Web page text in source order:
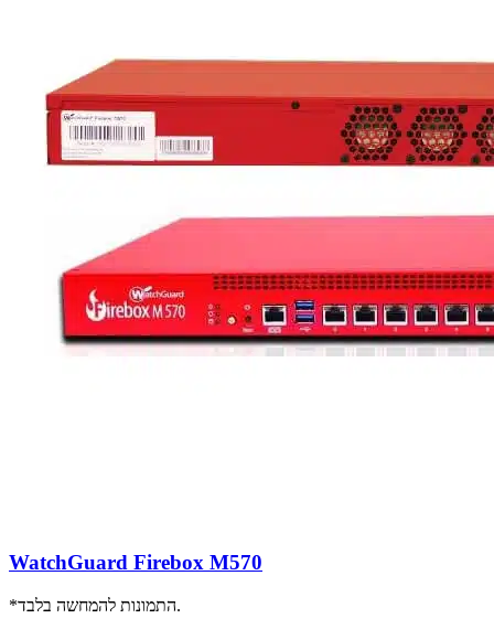
WatchGuard Firebox M570
*התמונות להמחשה בלבד.